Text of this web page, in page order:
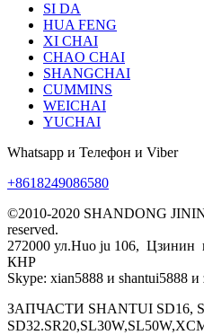
SI DA
HUA FENG
XI CHAI
CHAO CHAI
SHANGCHAI
CUMMINS
WEICHAI
YUCHAI
Whatsapp и Телефон и Viber
+8618249086580
©2010-2020 SHANDONG
reserved.
272000 ул.Huo ju 106,
КНР
Skype: xian5888 и shantui5888 и
ЗАПЧАСТИ SHANTUI SD16,